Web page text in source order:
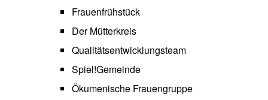
Frauenfrühstück
Der Mütterkreis
Qualitätsentwicklungsteam
Spiel!Gemeinde
Ökumenische Frauengruppe